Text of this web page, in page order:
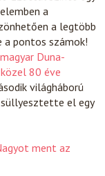
a
a legtöbb
a pontos számok!
Duna-
80 éve
világháború
süllyesztette el egy
ment az